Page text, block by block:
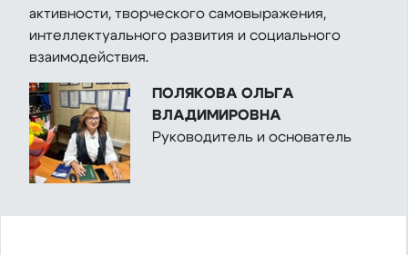
активности, творческого самовыражения,
интеллектуального развития и социального
взаимодействия.
ПОЛЯКОВА ОЛЬГА
ВЛАДИМИРОВНА
Руководитель и основатель